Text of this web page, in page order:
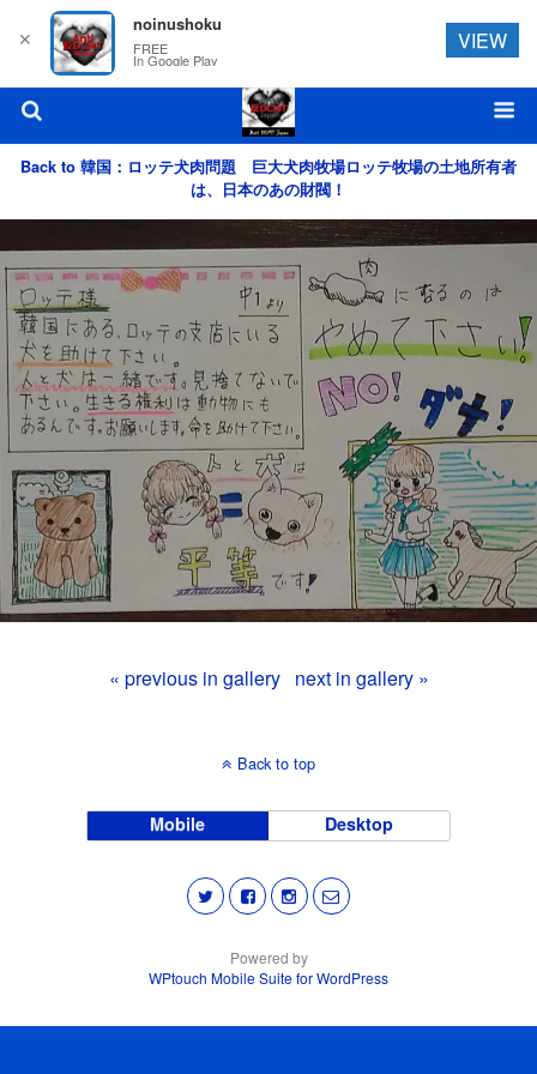
Back to 韓国：ロッテ犬肉問題 巨大犬肉牧場ロッテ牧場の土地所有者
は、日本のあの財閥！
« previous in gallery next in gallery »
Back to top
Mobile Desktop
Powered by
WPtouch Mobile Suite for WordPress
✕
noinushoku
FREE
In Google Play
VIEW